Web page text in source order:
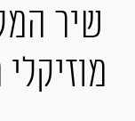
שיר